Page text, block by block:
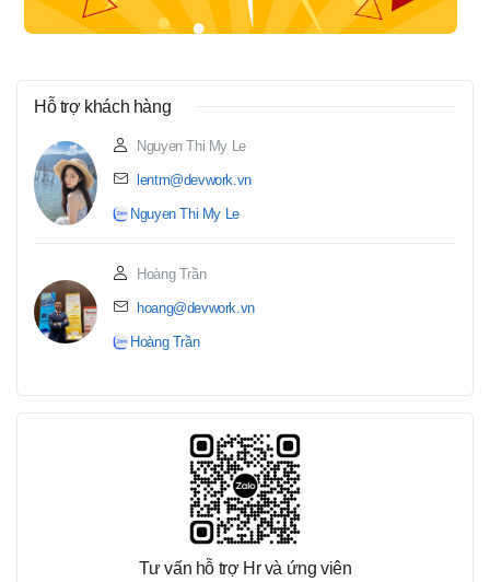
Hỗ trợ khách hàng
Nguyen Thi My Le
lentm@devwork.vn
Nguyen Thi My Le
Hoàng Trần
hoang@devwork.vn
Hoàng Trần
Tư vấn hỗ trợ Hr và ứng viên